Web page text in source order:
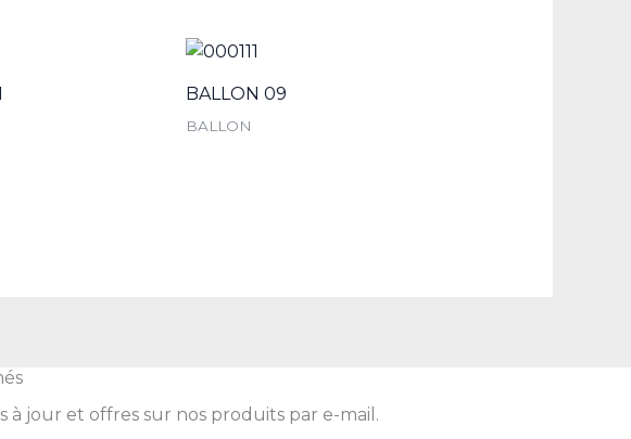
BALLON 09
BALLON
jour et offres sur nos produits par e-mail.